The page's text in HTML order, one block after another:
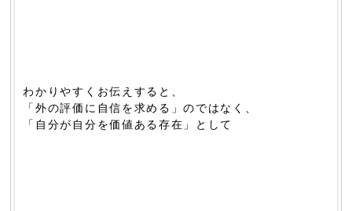
わかりやすくお伝えすると、
「外の評価に自信を求める」のではなく、
「自分が自分を価値ある存在」として